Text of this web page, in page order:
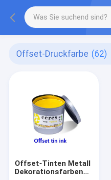
Offset-Druckfarbe (62)
Offset-Tinten Metall
Dekorationsfarben